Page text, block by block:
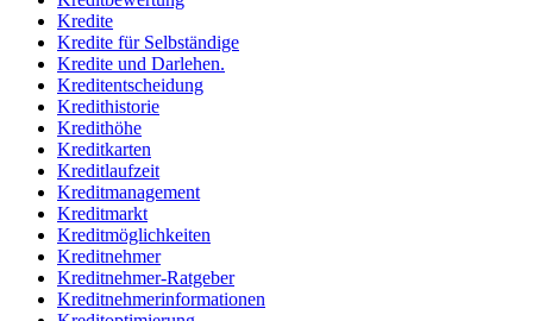
Kredite
Kredite für Selbständige
Kredite und Darlehen.
Kreditentscheidung
Kredithistorie
Kredithöhe
Kreditkarten
Kreditlaufzeit
Kreditmanagement
Kreditmarkt
Kreditmöglichkeiten
Kreditnehmer
Kreditnehmer-Ratgeber
Kreditnehmerinformationen